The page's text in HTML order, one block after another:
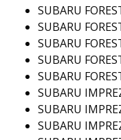
SUBARU
SUBARU
SUBARU
SUBARU
SUBARU
SUBARU
SUBARU
SUBARU